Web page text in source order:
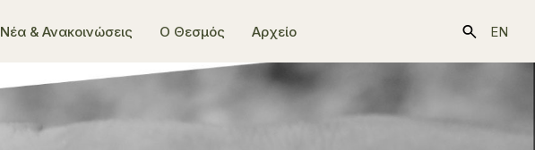
Νέα & Ανακοινώσεις Ο Θεσμός Αρχείο EN